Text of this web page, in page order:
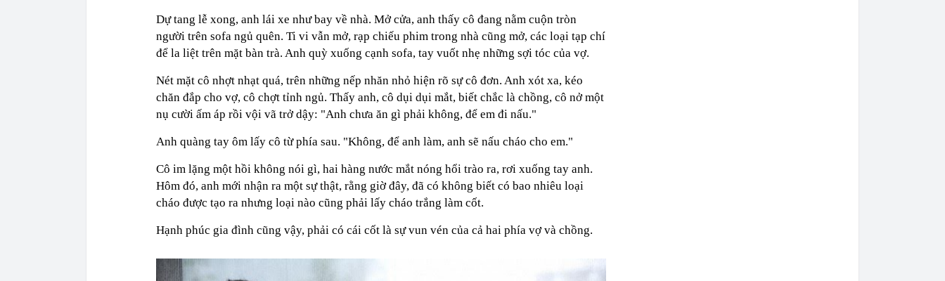
Dự tang lễ xong, anh lái xe như bay về nhà. Mở cửa, anh thấy cô đang nằm cuộn tròn
người trên sofa ngủ quên. Ti vi vẫn mở, rạp chiếu phim trong nhà cũng mở, các loại tạp chí
để la liệt trên mặt bàn trà. Anh quỳ xuống cạnh sofa, tay vuốt nhẹ những sợi tóc của vợ.
Nét mặt cô nhợt nhạt quá, trên những nếp nhăn nhỏ hiện rõ sự cô đơn. Anh xót xa, kéo
chăn đắp cho vợ, cô chợt tỉnh ngủ. Thấy anh, cô dụi dụi mắt, biết chắc là chồng, cô nở một
nụ cười ấm áp rồi vội vã trở dậy: "Anh chưa ăn gì phải không, để em đi nấu."
Anh quàng tay ôm lấy cô từ phía sau. "Không, để anh làm, anh sẽ nấu cháo cho em."
Cô im lặng một hồi không nói gì, hai hàng nước mắt nóng hổi trào ra, rơi xuống tay anh.
Hôm đó, anh mới nhận ra một sự thật, rằng giờ đây, đã có không biết có bao nhiêu loại
cháo được tạo ra nhưng loại nào cũng phải lấy cháo trắng làm cốt.
Hạnh phúc gia đình cũng vậy, phải có cái cốt là sự vun vén của cả hai phía vợ và chồng.